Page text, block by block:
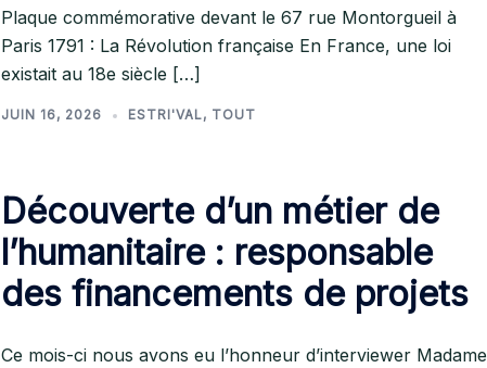
Plaque commémorative devant le 67 rue Montorgueil à
Paris 1791 : La Révolution française En France, une loi
existait au 18e siècle […]
JUIN 16, 2026 ESTRI'VAL, TOUT
Découverte d’un métier de
l’humanitaire : responsable
des financements de projets
Ce mois-ci nous avons eu l’honneur d’interviewer Madame